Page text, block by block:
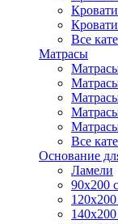
Все
Матрасы
Все
Основание
Ламели
90х200